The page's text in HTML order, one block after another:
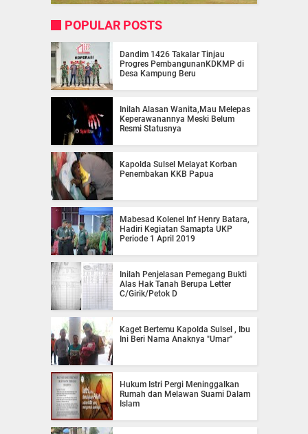
POPULAR POSTS
Dandim 1426 Takalar Tinjau
Progres PembangunanKDKMP di
Desa Kampung Beru
Inilah Alasan Wanita,Mau Melepas
Keperawanannya Meski Belum
Resmi Statusnya
Kapolda Sulsel Melayat Korban
Penembakan KKB Papua
Mabesad Kolenel Inf Henry Batara,
Hadiri Kegiatan Samapta UKP
Periode 1 April 2019
Inilah Penjelasan Pemegang Bukti
Alas Hak Tanah Berupa Letter
C/Girik/Petok D
Kaget Bertemu Kapolda Sulsel , Ibu
Ini Beri Nama Anaknya "Umar"
Hukum Istri Pergi Meninggalkan
Rumah dan Melawan Suami Dalam
Islam